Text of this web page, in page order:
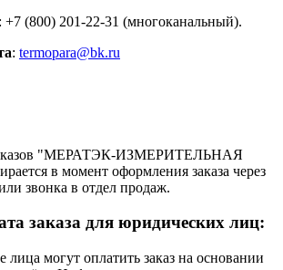
: +7 (800) 201-22-31 (многоканальный).
: termopara@bk.ru
"МЕРАТЭК-ИЗМЕРИТЕЛЬНАЯ
в момент оформления заказа через
звонка в отдел продаж.
заказа для юридических лиц:
могут оплатить заказ на основании